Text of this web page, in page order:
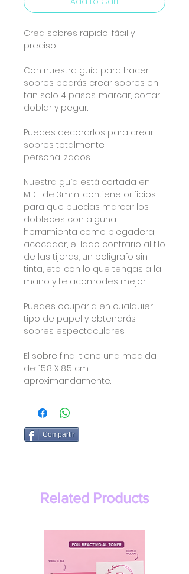
Crea sobres rapido, fácil y
preciso.
Con nuestra guía para hacer
sobres podrás crear sobres en
tan solo 4 pasos: marcar, cortar,
doblar y pegar.
Puedes decorarlos para crear
sobres totalmente
personalizados.
Nuestra guía está cortada en
MDF de 3mm, contiene orificios
para que puedas marcar los
dobleces con alguna
herramienta como plegadera,
acocador, el lado contrario al filo
de las tijeras, un boligrafo sin
tinta, etc, con lo que tengas a la
mano y te acomodes mejor.
Puedes ocuparla en cualquier
tipo de papel y obtendrás
sobres espectaculares.
El sobre final tiene una medida
de: 15.8 X 8.5 cm
aproximandamente.
Compartir
Related Products